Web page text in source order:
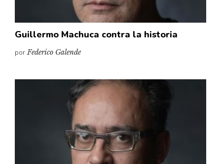
Guillermo Machuca contra la historia
porFederico Galende